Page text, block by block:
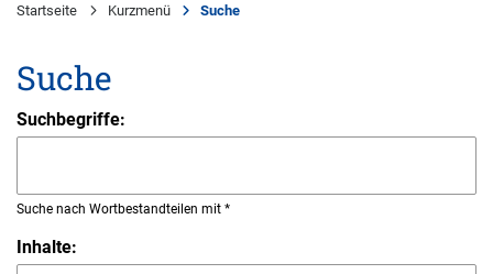
Startseite Kurzmenü Suche
Suche
Suchbegriffe:
Suche nach Wortbestandteilen mit *
Inhalte: